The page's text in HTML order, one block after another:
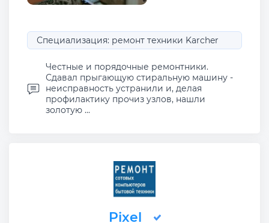
Специализация: ремонт техники Karcher
Честные и порядочные ремонтники.
Сдавал прыгающую стиральную машину -
неисправность устранили и, делая
профилактику прочиз узлов, нашли
золотую ...
Pixel